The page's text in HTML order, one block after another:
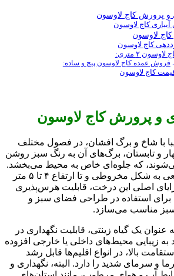
و پرورش کاج لاوسون
کاج لاوسون
لاوسون
کاج لاوسون
۲ متری:
فروش عمده کاج لاوسون پیچ و ساده:
کاج لاوسون
و پرورش کاج لاوسون
با شاخ و برگ افشان، در فصول مختلف
و تابستان، برگ‌های آن به رنگ سبز روشن
که جلوه‌ای خاص به محیط می‌بخشد.
این درخت به طور طبیعی به شکل مخروطی و تا ارتفاع ۴ تا ۵ متر
اصلی این درخت، قابلیت هرس‌پذیری
برای استفاده در طراحی فضای سبز و
سبز مناسب می‌سازد.
یک گیاه زینتی، قابلیت نگهداری در
به زیبایی محیط‌های داخلی یا خارجی افزوده
بالا، در انواع اقلیم‌ها قابل رشد
و سرمای شدید را دارد. البته، نگهداری و